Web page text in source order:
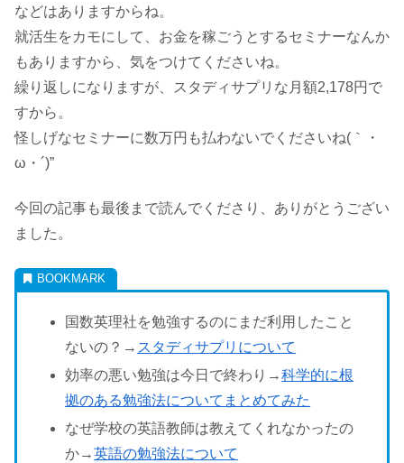
などはありますからね。
就活生をカモにして、お金を稼ごうとするセミナーなんか
もありますから、気をつけてくださいね。
繰り返しになりますが、スタディサプリな月額2,178円で
すから。
怪しげなセミナーに数万円も払わないでくださいね(｀・
ω・´)”
今回の記事も最後まで読んでくださり、ありがとうござい
ました。
国数英理社を勉強するのにまだ利用したこと
ないの？→ スタディサプリについて
効率の悪い勉強は今日で終わり→科学的に根
拠のある勉強法についてまとめてみた
なぜ学校の英語教師は教えてくれなかったの
か→英語の勉強法について